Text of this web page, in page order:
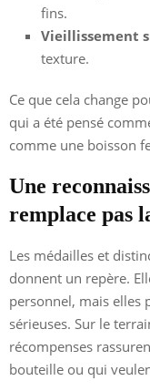
fins.
Vieillissement
texture.
Ce que cela change
qui a été pensé
comme une boisson
Une
remplace pas
Les médailles et
donnent un repère.
personnel, mais elles
sérieuses. Sur le
récompenses
bouteille ou qui